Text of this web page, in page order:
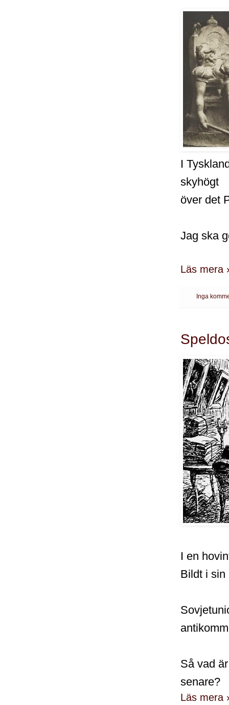
I
skyhögt
över det
Jag ska
Läs mera
Inga
I en
Bildt i sin
Så vad
senare?
Läs mera